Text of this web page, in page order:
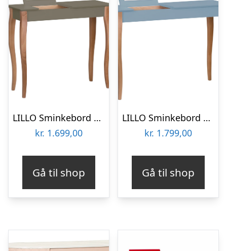
LILLO Sminkebord med spejl 85x35cm Brun
kr. 1.699,00
Gå til shop
LILLO Sminkebord med spejl 105x35cm Gentle Blue
kr. 1.799,00
Gå til shop